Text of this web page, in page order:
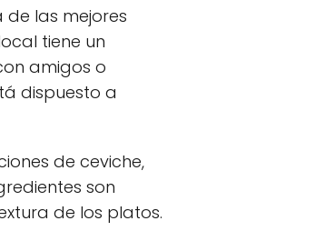
de las mejores
tiene un
amigos o
dispuesto a
de ceviche,
son
de los platos.